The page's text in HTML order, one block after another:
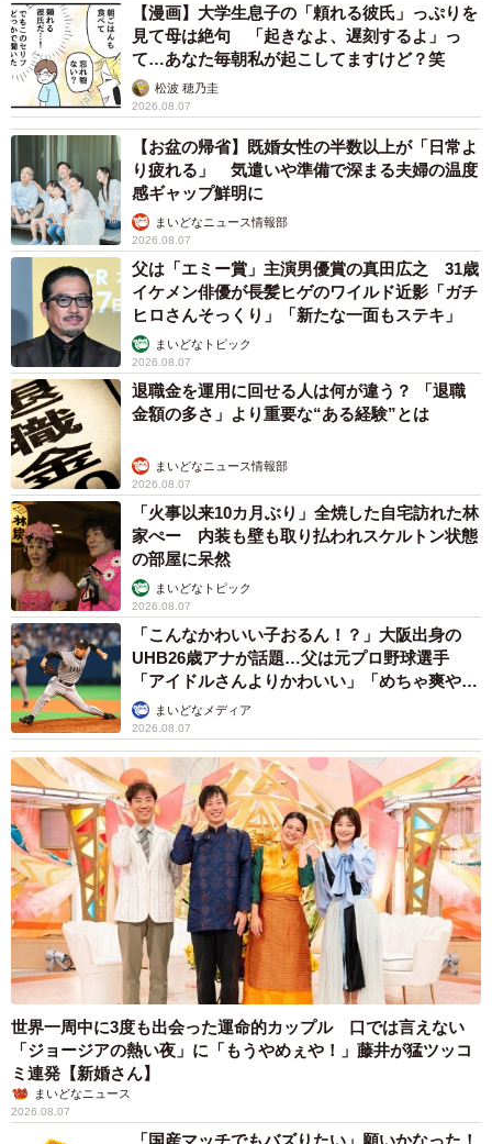
【漫画】大学生息子の「頼れる彼氏」っぷりを
見て母は絶句 「起きなよ、遅刻するよ」っ
て…あなた毎朝私が起こしてますけど？笑
松波 穂乃圭
2026.08.07
【お盆の帰省】既婚女性の半数以上が「日常よ
り疲れる」 気遣いや準備で深まる夫婦の温度
感ギャップ鮮明に
まいどなニュース情報部
2026.08.07
父は「エミー賞」主演男優賞の真田広之 31歳
イケメン俳優が長髪ヒゲのワイルド近影「ガチ
ヒロさんそっくり」「新たな一面もステキ」
まいどなトピック
2026.08.07
退職金を運用に回せる人は何が違う？ 「退職
金額の多さ」より重要な“ある経験”とは
まいどなニュース情報部
2026.08.07
「火事以来10カ月ぶり」全焼した自宅訪れた林
家ぺー 内装も壁も取り払われスケルトン状態
の部屋に呆然
まいどなトピック
2026.08.07
「こんなかわいい子おるん！？」大阪出身の
UHB26歳アナが話題…父は元プロ野球選手
「アイドルさんよりかわいい」「めちゃ爽や
か」まいどなメディア
2026.08.07
世界一周中に3度も出会った運命的カップル 口では言えない
「ジョージアの熱い夜」に「もうやめぇや！」藤井が猛ツッコ
ミ連発【新婚さん】
まいどなニュース
2026.08.07